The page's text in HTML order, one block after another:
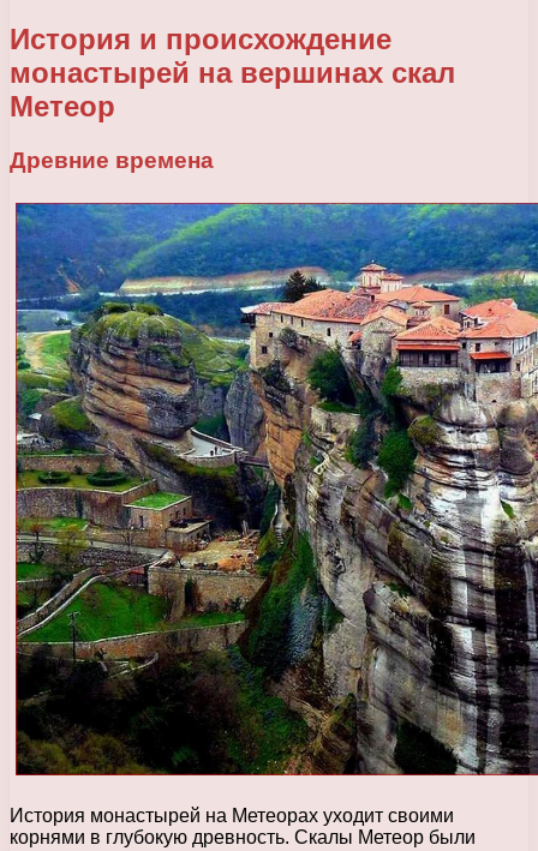
История и происхождение
монастырей на вершинах скал
Метеор
Древние времена
История монастырей на Метеорах уходит своими
корнями в глубокую древность. Скалы Метеор были